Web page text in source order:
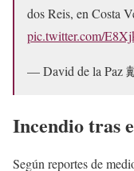
dos Reis, en Costa
pic.twitter.com/
— David de la Paz
Incendio tras
Según reportes de